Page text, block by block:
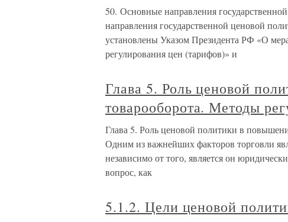
50. Основные направления
направления государственной ценовой
установлены Указом Президента РФ «О
регулирования цен (тарифов)» и
Глава 5. Роль ценовой
товарооборота. Методы
Глава 5. Роль ценовой политики в
Одним из важнейших факторов торговли
независимо от того, является он
вопрос, как
5.1.2. Цели ценовой